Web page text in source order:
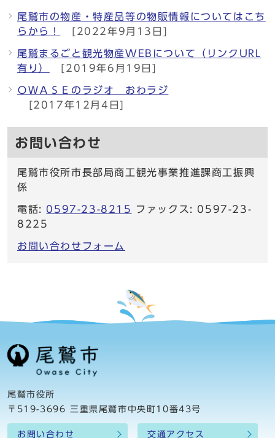
尾鷲市の物産・特産品等の物販情報についてはこち
らから！
[2022年9月13日]
尾鷲まるごと観光物産WEBについて（リンクURL
有り）
[2019年6月19日]
ＯＷＡＳＥのラジオ おわラジ
[2017年12月4日]
お問い合わせ
尾鷲市役所市長部局商工観光事業推進課商工振興
係
電話: 0597-23-8215
ファックス: 0597-23-
8225
お問い合わせフォーム
尾鷲市役所
〒519-3696 三重県尾鷲市中央町10番43号
お問い合わせ 交通アクセス